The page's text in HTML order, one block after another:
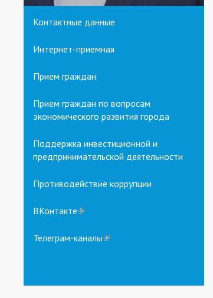
Контактные данные
Интернет-приемная
Прием граждан
Прием граждан по вопросам
экономического развития города
Поддержка инвестиционной и
предпринимательской деятельности
Противодействие коррупции
ВКонтакте(link
external)
Телеграм-каналы(link